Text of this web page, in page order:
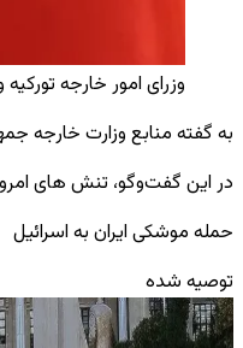
وزرای امور خارجه
به ‌گفته منابع وزارت خارجه
در این گفت‌وگو، تنش ‌های
حمله موشکی ایران به اسرائیل
توصیه شده